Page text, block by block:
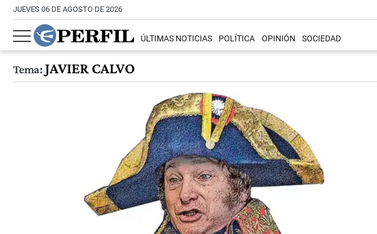
JUEVES 06 DE AGOSTO DE 2026
ÚLTIMAS NOTICIAS POLÍTICA OPINIÓN SOCIEDAD
Tema:JAVIER CALVO